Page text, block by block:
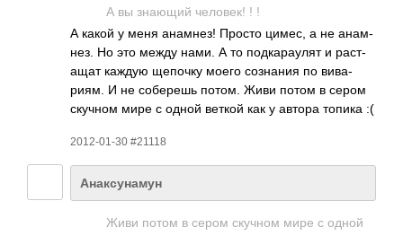
А вы знающий чело­век! ! !
А какой у меня анам­нез! Просто цимес, а не анам­
нез. Но это между нами. А то подк­арау­лят и раст­
ащат каждую щепочку моего созн­ания по вива­
риям. И не собе­решь потом. Живи потом в сером
скучном мире с одной веткой как у автора топика :(
2012-01-30 #21118
Анаксунамун
Живи потом в сером скучном мире с одной